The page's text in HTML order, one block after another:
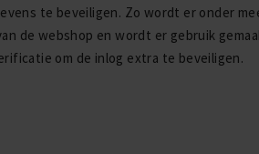
te beveiligen. Zo wordt er onder
de webshop en wordt er gebruik
om de inlog extra te beveiligen.